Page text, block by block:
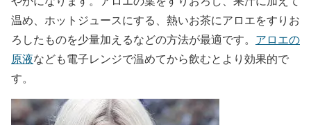
温め、ホットジュースにする、熱いお茶にアロエをすりお
ろしたものを少量加えるなどの方法が最適です。 アロエの
原液なども電子レンジで温めてから飲むとより効果的で
す。